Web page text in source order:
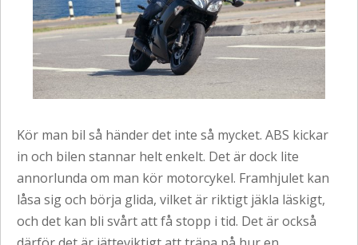
Kör man bil så händer det inte så mycket. ABS kickar
in och bilen stannar helt enkelt. Det är dock lite
annorlunda om man kör motorcykel. Framhjulet kan
låsa sig och börja glida, vilket är riktigt jäkla läskigt,
och det kan bli svårt att få stopp i tid. Det är också